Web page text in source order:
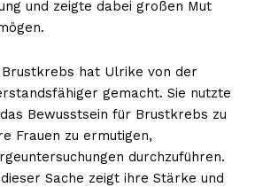
und zeigte dabei großen Mut
hat Ulrike von der
gemacht. Sie nutzte
Bewusstsein für Brustkrebs zu
Frauen zu ermutigen,
durchzuführen.
Sache zeigt ihre Stärke und